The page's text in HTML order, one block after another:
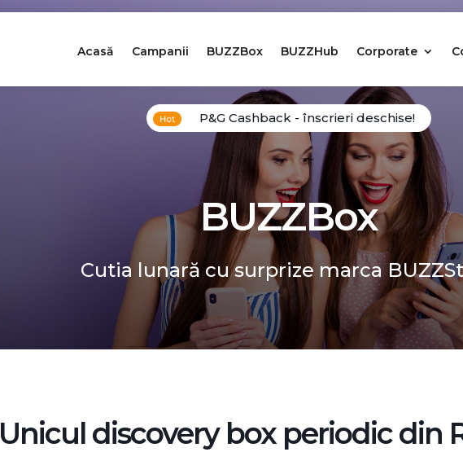
Acasă Campanii BUZZBox BUZZHub Corporate
P&G Cashback - înscrieri deschise!
BUZZBox
Cutia lunară cu surprize marca
Unicul discovery box periodic din